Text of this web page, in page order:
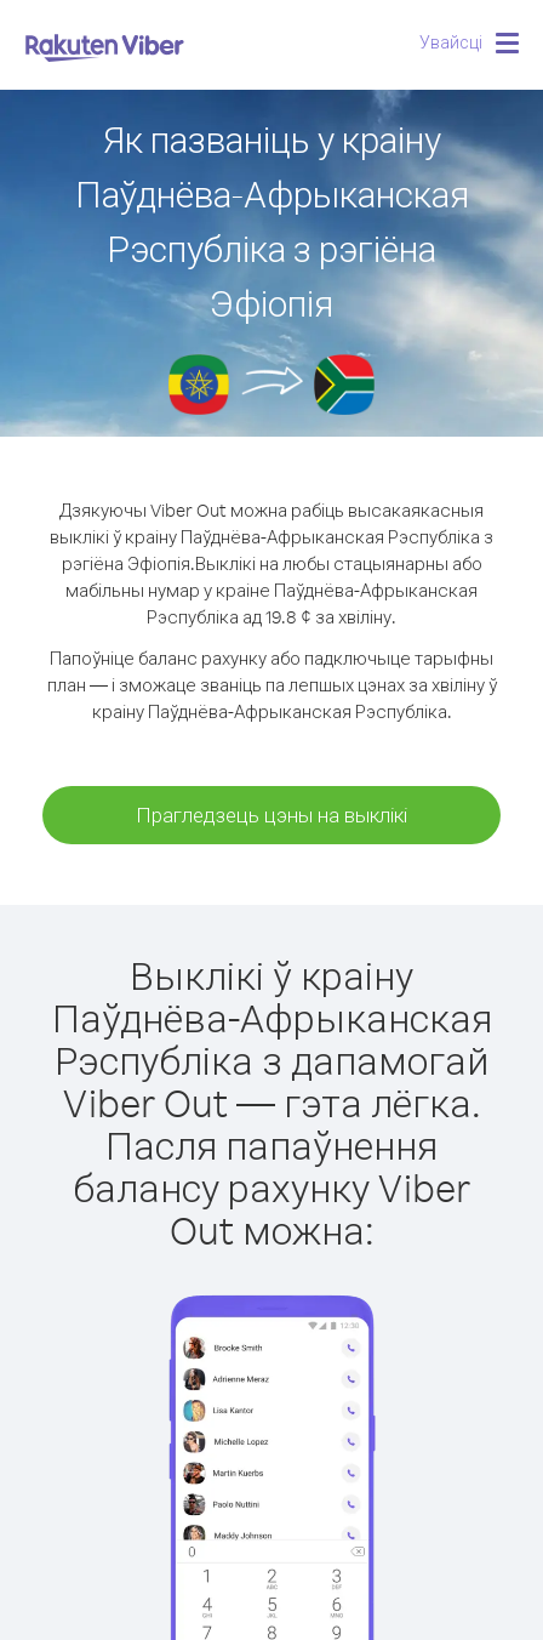
Увайсці
Як пазваніць у краіну
Паўднёва-Афрыканская
Рэспубліка з рэгіёна
Эфіопія
Дзякуючы Viber Out можна рабіць высакаякасныя
выклікі ў краіну Паўднёва-Афрыканская Рэспубліка з
рэгіёна Эфіопія.Выклікі на любы стацыянарны або
мабільны нумар у краіне Паўднёва-Афрыканская
Рэспубліка ад 19.8 ¢ за хвіліну.
Папоўніце баланс рахунку або падключыце тарыфны
план — і зможаце званіць па лепшых цэнах за хвіліну ў
краіну Паўднёва-Афрыканская Рэспубліка.
Прагледзець цэны на выклікі
Выклікі ў краіну
Паўднёва-Афрыканская
Рэспубліка з дапамогай
Viber Out — гэта лёгка.
Пасля папаўнення
балансу рахунку Viber
Out можна: